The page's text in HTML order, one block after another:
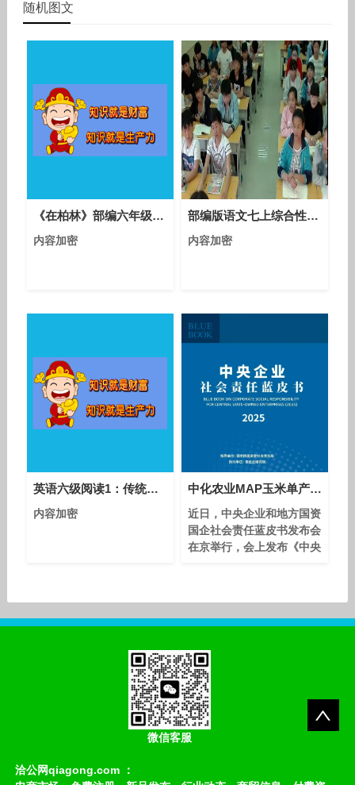
随机图文
《在柏林》部编六年级上册语文-广州_李元勇
内容加密
部编版语文七上综合性学习《少年正是读书时》课堂教学视频实录-李爱平
内容加密
英语六级阅读1：传统阅读极速解题技巧
内容加密
中化农业MAP玉米单产提升攻坚实践入选《中央企业社会责任蓝皮书（2025）》
近日，中央企业和地方国资
国企社会责任蓝皮书发布会
在京举行，会上发布《中央
MAP科技创新攻坚玉米单
产提升实践成功入选，充分
彰显企业在践行社会责任、
推动绿色发展方面的担当与
作为。 2023年，中央一号
文件首次将″实施玉米单产
提升工程″作为保障粮食安
全的核
微信客服
洽公网qiagong.com ：